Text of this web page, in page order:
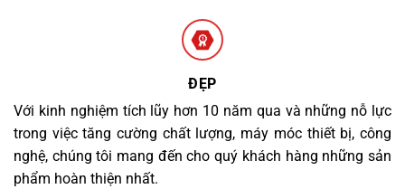
ĐẸP
Với kinh nghiệm tích lũy hơn 10 năm qua và những nỗ lực
trong việc tăng cường chất lượng, máy móc thiết bị, công
nghệ, chúng tôi mang đến cho quý khách hàng những sản
phẩm hoàn thiện nhất.